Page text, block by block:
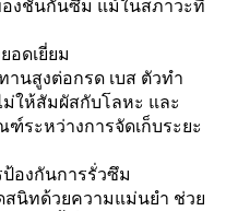
งชั้นกันซึม แม้ในสภาวะที่
อดเยี่ยม
นสูงต่อกรด เบส ตัวทำ
ให้สัมผัสกับโลหะ และ
ระหว่างการจัดเก็บระยะ
องกันการรั่วซึม
นิทด้วยความแม่นยำ ช่วย